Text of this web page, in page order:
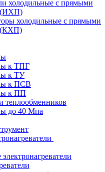
холодильные с прямыми
(ИХП)
холодильные с прямыми
(КХП)
к ТПГ
к ТУ
к ПСВ
к ПП
теплообменников
до 40 Мпа